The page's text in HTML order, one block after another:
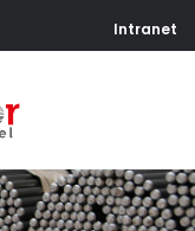
Intranet